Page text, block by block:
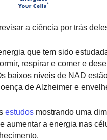
a ciência por trás
que tem sido
respirar e comer e
baixos níveis de NAD
de Alzheimer e
estudos mostrando uma
aumentar a energia nas